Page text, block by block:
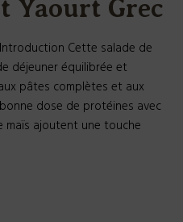
Yaourt Grec
Cette salade de
déjeuner équilibrée et
pâtes complètes et aux
dose de protéines avec
maïs ajoutent une touche